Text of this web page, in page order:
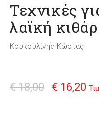
Τεχνικές
λαϊκή
Κουκουλίνης Κώστας
€ 18,00 € 16,20